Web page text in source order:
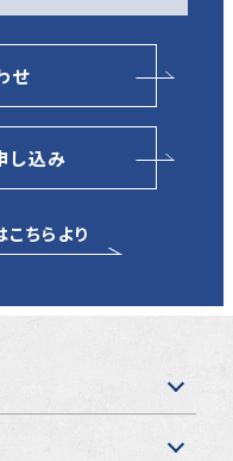
せ
し込み
ちらより